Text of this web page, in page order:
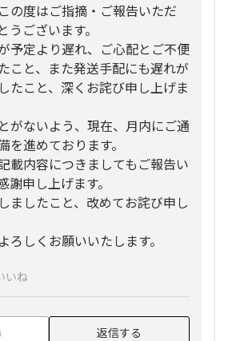
度はご指摘・ご報告いただ
うございます。
予定より遅れ、ご心配とご不便
こと、また発送手配にも遅れが
たこと、深くお詫び申し上げま
がないよう、現在、月内にご通
を進めております。
載内容につきましてもご報告い
謝申し上げます。
ましたこと、改めてお詫び申し
ろしくお願いいたします。
いね
返信する